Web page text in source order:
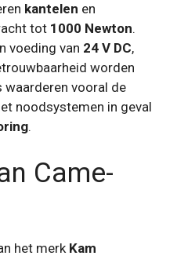
kantelen en
tot 1000 Newton.
voeding van 24 V DC,
worden
waarderen vooral de
noodsystemen in geval
.
Came-
het merk Kam